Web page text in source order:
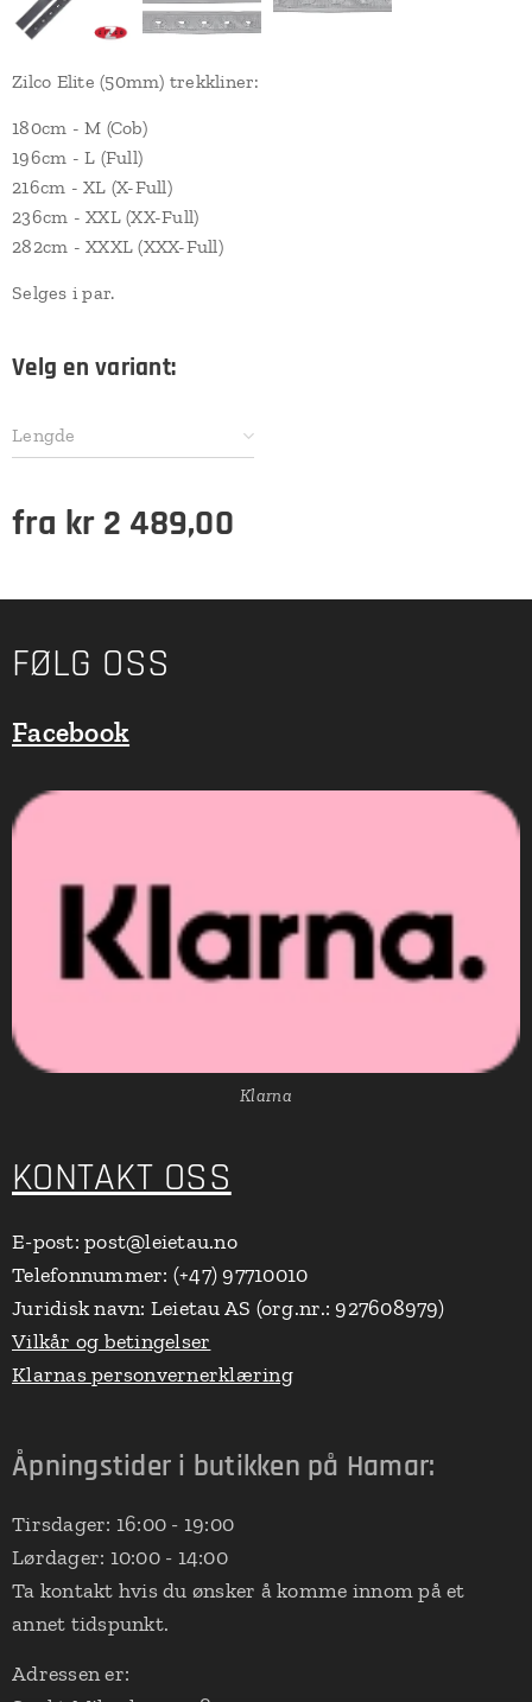
Zilco Elite (50mm) trekkliner:
180cm - M (Cob)
196cm - L (Full)
216cm - XL (X-Full)
236cm - XXL (XX-Full)
282cm - XXXL (XXX-Full)
Selges i par.
Velg en variant:
Lengde
fra kr 2 489,00
FØLG OSS
Facebook
Klarna
KONTAKT OSS
E-post: post@leietau.no
Telefonnummer: (+47) 97710010
Juridisk navn: Leietau AS (org.nr.: 927608979)
Vilkår og betingelser
Klarnas personvernerklæring
Åpningstider i butikken på Hamar:
Tirsdager: 16:00 - 19:00
Lørdager: 10:00 - 14:00
Ta kontakt hvis du ønsker å komme innom på et
annet tidspunkt.
Adressen er: